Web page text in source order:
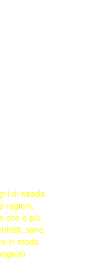
di strada
ragioni,
che è più
sono
in modo